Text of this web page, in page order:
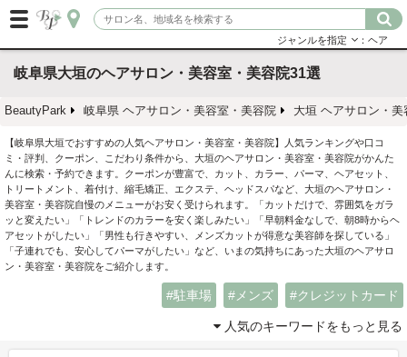
ジャンルを指定 ：ヘア
岐阜県大垣のヘアサロン・美容室・美容院31選
BeautyPark 岐阜県 ヘアサロン・美容室・美容院 大垣 ヘアサロン・美
【岐阜県大垣でおすすめの人気ヘアサロン・美容室・美容院】人気ランキングや口コ
ミ・評判、クーポン、こだわり条件から、大垣のヘアサロン・美容室・美容院がかんた
んに検索・予約できます。クーポンが豊富で、カット、カラー、パーマ、ヘアセット、
トリートメント、着付け、縮毛矯正、エクステ、ヘッドスパなど、大垣のヘアサロン・
美容室・美容院自慢のメニューがお安く受けられます。「カットだけで、雰囲気をガラ
ッと変えたい」「トレンドのカラーを安く楽しみたい」「早朝料金なしで、朝8時からヘ
アセットがしたい」「男性も行きやすい、メンズカットが得意な美容師を探している」
「子連れでも、安心してパーマがしたい」など、いまの気持ちにあった大垣のヘアサロ
ン・美容室・美容院をご紹介します。
駐車場 メンズ クレジットカード
人気のキーワードをもっと見る